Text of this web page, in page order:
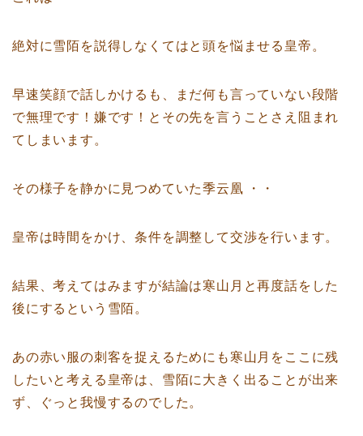
絶対に雪陌を説得しなくてはと頭を悩ませる皇帝。
早速笑顔で話しかけるも、まだ何も言っていない段階
で無理です！嫌です！とその先を言うことさえ阻まれ
てしまいます。
その様子を静かに見つめていた季云凰 ・・
皇帝は時間をかけ、条件を調整して交渉を行います。
結果、考えてはみますが結論は寒山月と再度話をした
後にするという雪陌。
あの赤い服の刺客を捉えるためにも寒山月をここに残
したいと考える皇帝は、雪陌に大きく出ることが出来
ず、ぐっと我慢するのでした。